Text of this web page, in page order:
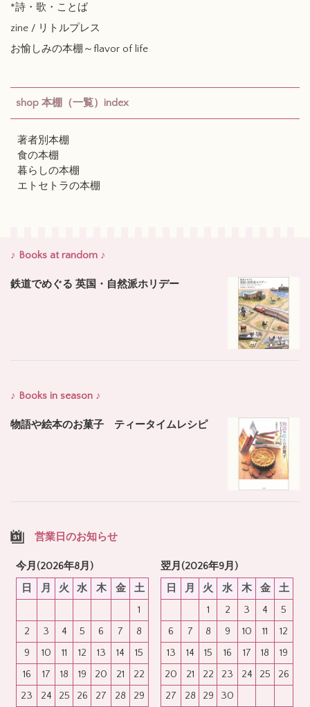
*詩・歌・ことば
zine / リトルプレス
お愉しみの本棚～flavor of life
shop 本棚（一覧）index
著者別本棚
食の本棚
暮らしの本棚
エトセトラの本棚
♪ Books at random ♪
鉄道でめぐる 英国・自然派ホリデー
♪ Books in season ♪
物語や絵本のお菓子 ティータイムレシピ
営業日のお知らせ
今月(2026年8月)
日
月 火 水 木 金
土
1
2
3 4 5 6 7
8
9
10 11 12 13 14
15
16
17 18 19 20 21
22
23
24 25 26 27 28 29
翌月(2026年9月)
日
月 火 水 木 金
土
1
2 3 4
5
6
7 8 9 10 11
12
13
14 15 16 17 18
19
20
21 22 23 24 25
26
27
28 29 30